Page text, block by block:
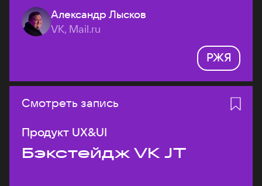
Александр Лысков
VK, Mail.ru
РЖЯ
Смотреть запись
Продукт UX&UI
Бэкстейдж VK JT